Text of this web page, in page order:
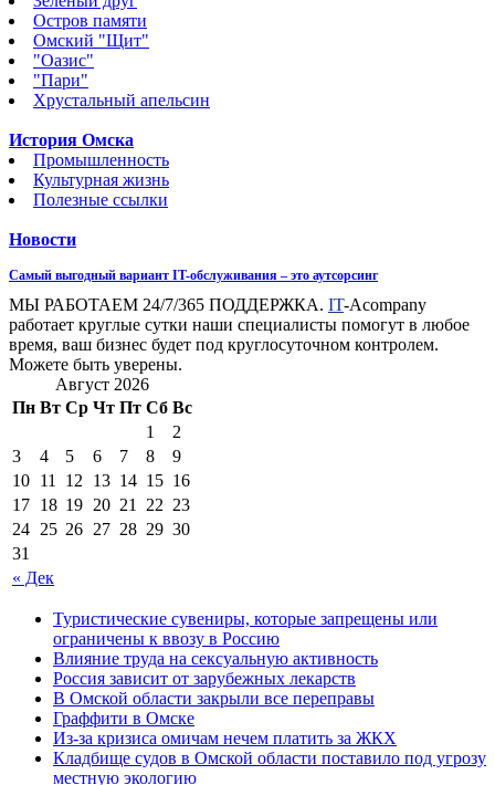
Остров памяти
Омский "Щит"
"Оазис"
"Пари"
Хрустальный апельсин
История Омска
Промышленность
Культурная жизнь
Полезные ссылки
Новости
Самый выгодный вариант IT-обслуживания – это аутсорсинг
МЫ РАБОТАЕМ 24/7/365 ПОДДЕРЖКА. IT-Acompany
работает круглые сутки наши специалисты помогут в любое
время, ваш бизнес будет под круглосуточном контролем.
Можете быть уверены.
Август 2026
Пн Вт Ср Чт Пт Сб Вс
« Дек
1
2
3
4 5 6 7 8
9
10 11 12 13 14 15 16
17 18 19 20 21 22 23
24 25 26 27 28 29 30
31
Туристические сувениры, которые запрещены или
ограничены к ввозу в Россию
Влияние труда на сексуальную активность
Россия зависит от зарубежных лекарств
В Омской области закрыли все переправы
Граффити в Омске
Из-за кризиса омичам нечем платить за ЖКХ
Кладбище судов в Омской области поставило под угрозу
местную экологию